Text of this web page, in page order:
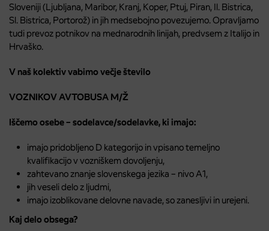
Sloveniji (Ljubljana, Maribor, Kranj, Koper, Ptuj, Piran, Il. Bistrica,
Sl. Bistrica, Portorož) in jih medsebojno povezujemo. Opravljamo
tudi prevoz potnikov na mednarodnih linijah, predvsem z Italijo in
Hrvaško.
V naš kolektiv vabimo večje število
VOZNIKOV AVTOBUSA M/Ž
Iščemo osebe – sodelavce/sodelavke, ki imajo:
imajo pridobljeno D kategorijo in vpisano temeljno
kvalifikacijo v vozniškem dovoljenju,
zahtevano znanje slovenskega jezika – nivo A1,
jih veseli delo z ljudmi,
imajo izoblikovane delovne navade, so zanesljivi in urejeni.
Kaj delo obsega?